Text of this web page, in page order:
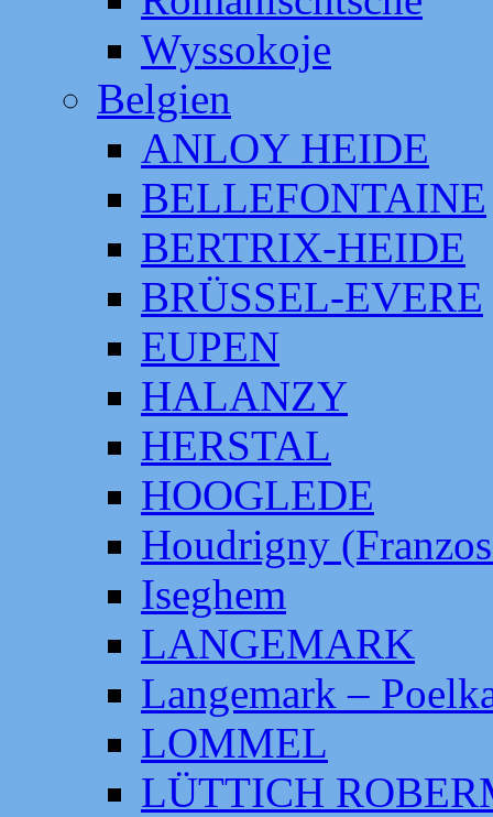
Wyssokoje
Belgien
ANLOY HEIDE
BELLEFONTAINE
BERTRIX-HEIDE
BRÜSSEL-EVERE
EUPEN
HALANZY
HERSTAL
HOOGLEDE
Houdrigny
Iseghem
LANGEMARK
Langemark –
LOMMEL
LÜTTICH